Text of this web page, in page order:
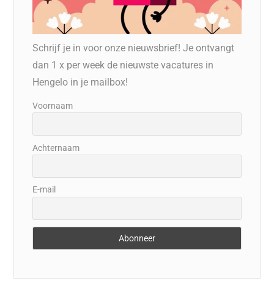
Schrijf je in voor onze nieuwsbrief! Je ontvangt
dan 1 x per week de nieuwste vacatures in
Hengelo in je mailbox!
Voornaam
Achternaam
E-mail